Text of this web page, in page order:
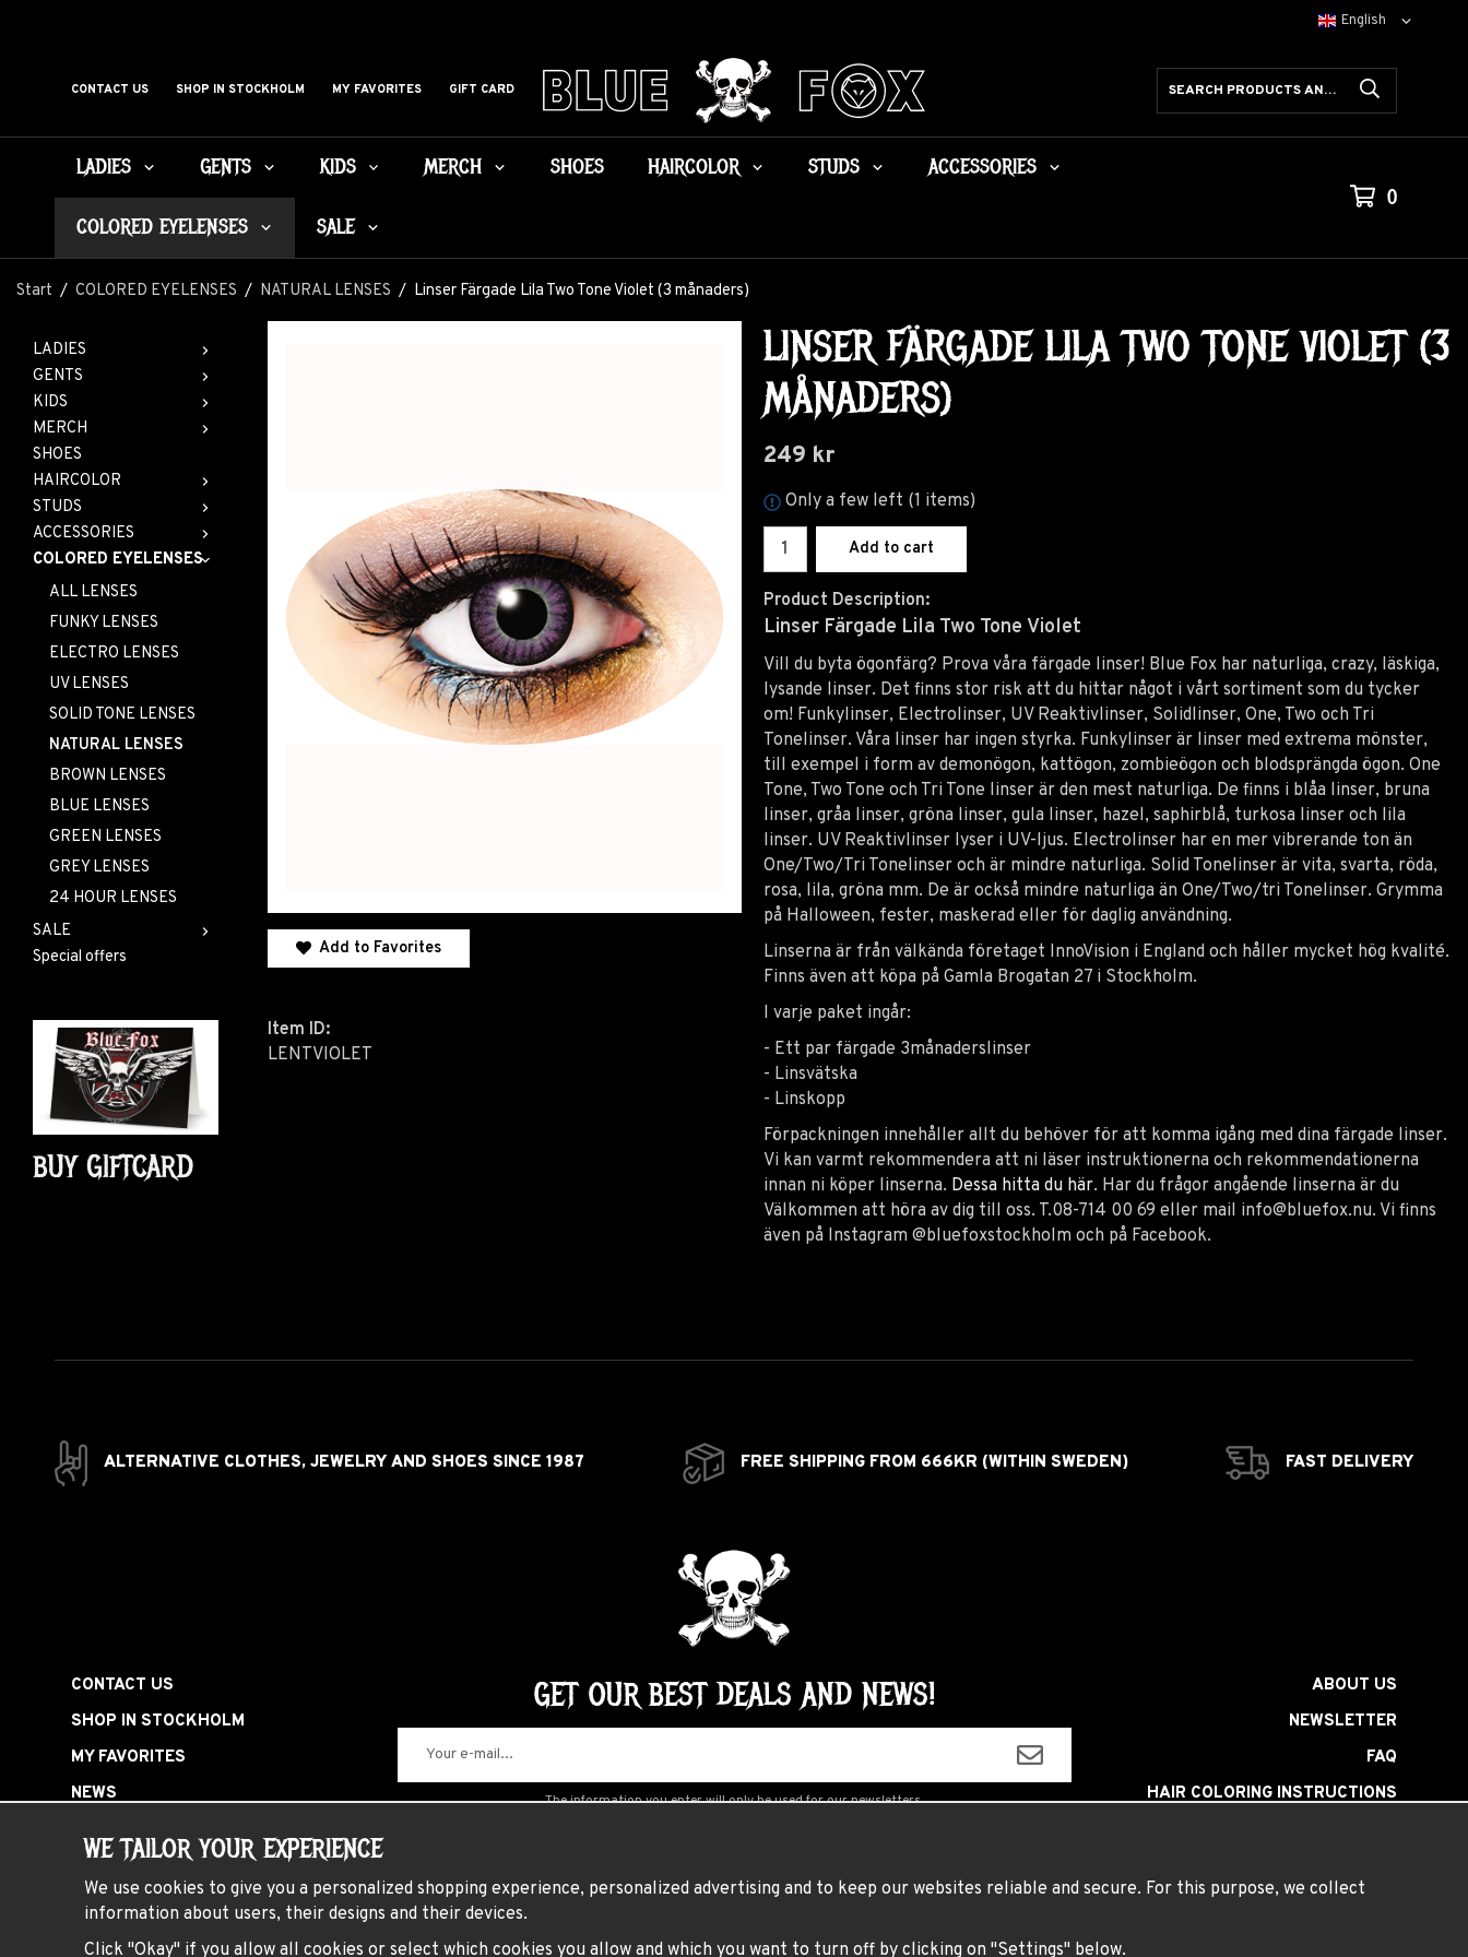
CONTACT US SHOP IN STOCKHOLM MY FAVORITES GIFT CARD
LADIES GENTS KIDS MERCH SHOES HAIRCOLOR STUDS ACCESSORIES
COLORED EYELENSES SALE
0
Start / COLORED EYELENSES / NATURAL LENSES / Linser Färgade Lila Two Tone Violet (3 månaders)
LADIES
GENTS
KIDS
MERCH
SHOES
HAIRCOLOR
STUDS
ACCESSORIES
COLORED EYELENSES
ALL LENSES
FUNKY LENSES
ELECTRO LENSES
UV LENSES
SOLID TONE LENSES
NATURAL LENSES
BROWN LENSES
BLUE LENSES
GREEN LENSES
GREY LENSES
24 HOUR LENSES
SALE
Special offers
BUY GIFTCARD
Add to Favorites
LINSER FÄRGADE LILA TWO TONE VIOLET (3
MÅNADERS)
249 kr
Only a few left (1 items)
Add to cart
Product Description:
Linser Färgade Lila Two Tone Violet
Vill du byta ögonfärg? Prova våra färgade linser! Blue Fox har naturliga, crazy, läskiga,
lysande linser. Det finns stor risk att du hittar något i vårt sortiment som du tycker
om! Funkylinser, Electrolinser, UV Reaktivlinser, Solidlinser, One, Two och Tri
Tonelinser. Våra linser har ingen styrka. Funkylinser är linser med extrema mönster,
till exempel i form av demonögon, kattögon, zombieögon och blodsprängda ögon. One
Tone, Two Tone och Tri Tone linser är den mest naturliga. De finns i blåa linser, bruna
linser, gråa linser, gröna linser, gula linser, hazel, saphirblå, turkosa linser och lila
linser. UV Reaktivlinser lyser i UV-ljus. Electrolinser har en mer vibrerande ton än
One/Two/Tri Tonelinser och är mindre naturliga. Solid Tonelinser är vita, svarta, röda,
rosa, lila, gröna mm. De är också mindre naturliga än One/Two/tri Tonelinser. Grymma
på Halloween, fester, maskerad eller för daglig användning.
Linserna är från välkända företaget InnoVision i England och håller mycket hög kvalité.
Finns även att köpa på Gamla Brogatan 27 i Stockholm.
I varje paket ingår:
- Ett par färgade 3månaderslinser
- Linsvätska
- Linskopp
Förpackningen innehåller allt du behöver för att komma igång med dina färgade linser.
Vi kan varmt rekommendera att ni läser instruktionerna och rekommendationerna
innan ni köper linserna. Dessa hitta du här. Har du frågor angående linserna är du
Välkommen att höra av dig till oss. T.08-714 00 69 eller mail info@bluefox.nu. Vi finns
även på Instagram @bluefoxstockholm och på Facebook.
Item ID:
LENTVIOLET
ALTERNATIVE CLOTHES, JEWELRY AND SHOES SINCE 1987 FREE SHIPPING FROM 666KR (WITHIN SWEDEN) FAST DELIVERY
CONTACT US
SHOP IN STOCKHOLM
MY FAVORITES
NEWS
SPECIAL OFFERS
HARDROCK PARTY
PRESENTKORT
GET OUR BEST DEALS AND NEWS!
The information you enter will only be used for our newsletters.
ABOUT US
NEWSLETTER
FAQ
HAIR COLORING INSTRUCTIONS
WE TAILOR YOUR EXPERIENCE
We use cookies to give you a personalized shopping experience, personalized advertising and to keep our websites reliable and secure. For this purpose, we collect
information about users, their designs and their devices.
Click "Okay" if you allow all cookies or select which cookies you allow and which you want to turn off by clicking on "Settings" below.